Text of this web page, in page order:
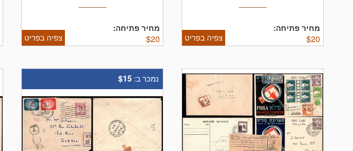
מחיר פתיחה:
$20 צפיה בפריט
מחיר פתיחה:
$20 צפיה בפריט
נמכר ב: $15